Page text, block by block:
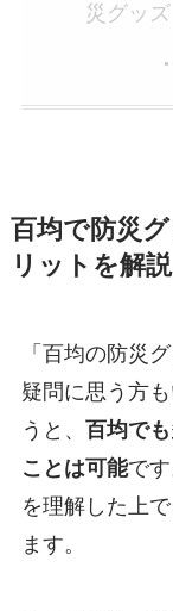
災グッズ
百均で防災
リットを解説
「百均の防災
疑問に思う方
うと、 百均で
ことは可能で
を理解した上
ます。